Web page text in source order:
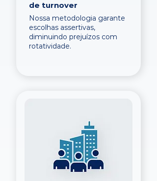
de turnover
Nossa metodologia garante
escolhas assertivas,
diminuindo prejuízos com
rotatividade.